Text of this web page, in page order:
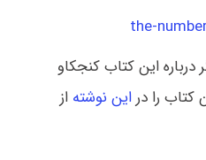
درباره این کتاب کنجکاو
کتاب را دراین نوشته از